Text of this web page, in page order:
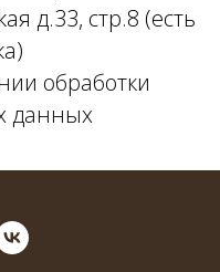
д.33, стр.8 (есть
обработки
данных